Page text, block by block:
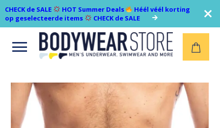
CHECK de SALE HOT Summer Deals
Héél véél korting
op geselecteerde items
CHECK de SALE
Open